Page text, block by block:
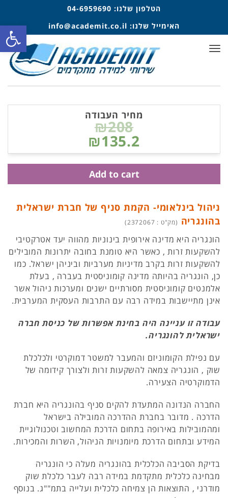
הטלפון שלנו: 04-6959690
האימייל שלנו: info@academit.co.il
תפריט
ניהול בינלאומי- הקמת סניף של חברת ישראלית
בהונגריה (מק"ט : 2372067)
הונגריה היא מדינה אירופית בינוניות מהווה יעד אטרקטיבי
להשקעות זרות , כאשר היא טומנת בחובה יתרונות המובילים
להשקעות זרות בקרב מדיניות מערביות וביניהן ישראל. כמו
כן, הונגריה בהיותה מדינה קומוניסטית בעברה , בעלת
אלמנטים קומוניסטית מסורתיים ישנים ומערכות ניהול אשר
אינן מתיישבות במידה רבה עם התרבות העסקית המערבית.
עבודה זו עניינה היה בחינת אפשרות של כניסת חברה
ישראלית להונגריה.
עם נפילת הקומוניזם והמעבר למשטר דמוקרטי ולכלכלת
שוק , הונגריה צמאה להשקעות זרות ולצורך קידומה של
הדמוקרטיה הצעירה.
החברה הנדונה המתעדת להקים סניף בהונגריה היא חברת
הדרכה . מדובר בחברת ההדרכה המובילה בישראל
ומהמובילות באירופה בתחום הדרכת המחשוב וטכנולוגיית
המידע ובתחום הדרכת מיומנויות הניהול, השרות והמכירות.
בדיקת הסביבה הכלכלית בהונגריה מעלה כי הונגריה
מבחינה כלכלית מתקדמת במידה רבה לעבר כלכלת שוק
מודרני , התוצאות הן צמיחה כלכלית ועלייה בתמ""ג. בנוסף
מחיר העבודה
₪208
₪135.2
Add to cart
פתח